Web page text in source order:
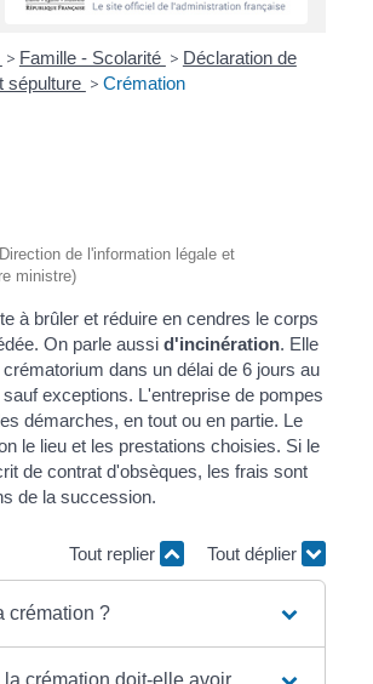
> Famille - Scolarité > Déclaration de
sépulture > Crémation
de l'information légale et
ministre)
à brûler et réduire en cendres le corps
On parle aussid'incinération. Elle
dans un délai de 6 jours au
exceptions. L'entreprise de pompes
démarches, en tout ou en partie. Le
le lieu et les prestations choisies. Si le
de contrat d'obsèques, les frais sont
de la succession.
Tout replier Tout déplier
crémation ?
crémation doit-elle avoir